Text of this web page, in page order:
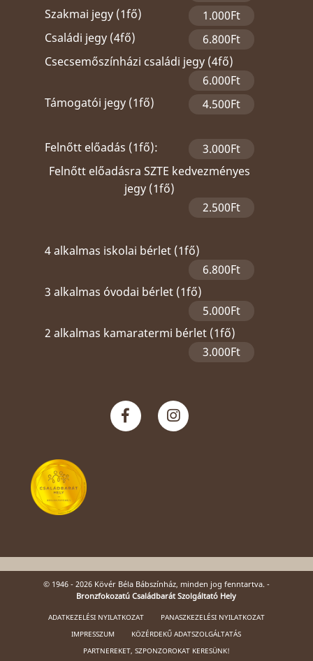
Szakmai jegy (1fő)
1.000Ft
Családi jegy (4fő)
6.800Ft
Csecsemőszínházi családi jegy (4fő)
6.000Ft
Támogatói jegy (1fő)
4.500Ft
Felnőtt előadás (1fő):
3.000Ft
Felnőtt előadásra SZTE kedvezményes
jegy (1fő)
2.500Ft
4 alkalmas iskolai bérlet (1fő)
6.800Ft
3 alkalmas óvodai bérlet (1fő)
5.000Ft
2 alkalmas kamaratermi bérlet (1fő)
3.000Ft
© 1946 - 2026 Kövér Béla Bábszínház, minden jog fenntartva. -
Bronzfokozatú Családbarát Szolgáltató Hely
ADATKEZELÉSI NYILATKOZAT
PANASZKEZELÉSI NYILATKOZAT
IMPRESSZUM
KÖZÉRDEKŰ ADATSZOLGÁLTATÁS
PARTNEREKET, SZPONZOROKAT KERESÜNK!